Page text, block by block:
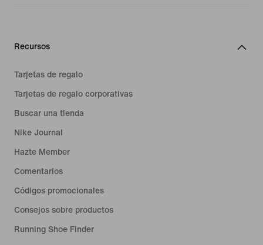
Recursos
Tarjetas de regalo
Tarjetas de regalo corporativas
Buscar una tienda
Nike Journal
Hazte Member
Comentarios
Códigos promocionales
Consejos sobre productos
Running Shoe Finder